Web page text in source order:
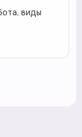
виды